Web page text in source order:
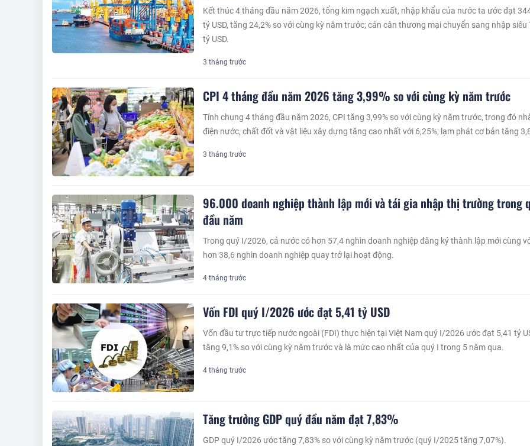
3 tháng trước
Kết thúc 4 tháng đầu năm 2026, tổng kim ngạch xuất, nhập khẩu của nước ta ước đạt
tỷ USD, tăng 24,2% so với cùng kỳ năm trước; cán cân thương mại chuyển sang nhập siêu
tỷ USD.
CPI 4 tháng đầu năm 2026 tăng 3,99% so với cùng kỳ năm trước
3 tháng trước
Tính chung 4 tháng đầu năm 2026, CPI tăng 3,99% so với cùng kỳ năm trước, trong đó
điện nước, chất đốt và vật liệu xây dựng tăng cao nhất với 6,25%; lạm phát cơ bản tăng
96.000 doanh nghiệp thành lập mới và tái gia nhập thị trường trong
đầu năm
4 tháng trước
Trong quý I/2026, cả nước có hơn 57,4 nghìn doanh nghiệp đăng ký thành lập mới cùng
hơn 38,6 nghìn doanh nghiệp quay trở lại hoạt động.
Vốn FDI quý I/2026 ước đạt 5,41 tỷ USD
4 tháng trước
Vốn đầu tư trực tiếp nước ngoài (FDI) thực hiện tại Việt Nam quý I/2026 ước đạt 5,41 tỷ
tăng 9,1% so với cùng kỳ năm trước và là mức cao nhất của quý I trong 5 năm qua.
Tăng trưởng GDP quý đầu năm đạt 7,83%
GDP quý I/2026 ước tăng 7,83% so với cùng kỳ năm trước (quý I/2025 tăng 7,07%).